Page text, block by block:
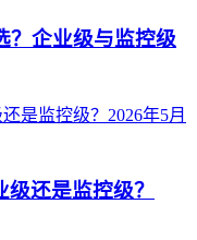
？企业级与监控级
还是监控级？